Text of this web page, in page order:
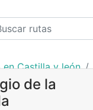
en Castilla y león
de la